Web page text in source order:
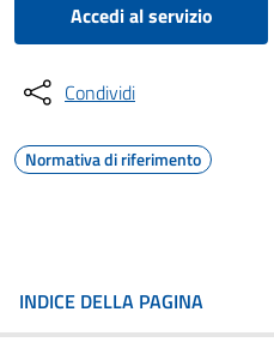
Accedi al servizio
Condividi
Normativa di riferimento
INDICE DELLA PAGINA